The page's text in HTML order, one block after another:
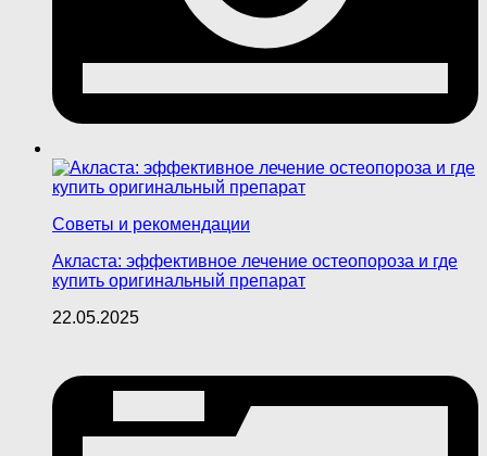
Советы и рекомендации
Акласта: эффективное лечение остеопороза и где
купить оригинальный препарат
22.05.2025